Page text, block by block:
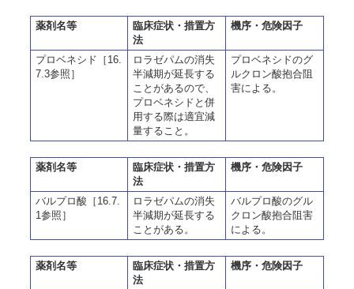
薬剤名等
臨床症状・措置方
法
機序・危険因子
プロベネシド［16.
7.3参照］
ロラゼパムの消失
半減期が延長する
ことがあるので、
プロベネシドと併
用する際は適宜減
量すること。
プロベネシドのグ
ルクロン酸抱合阻
害による。
薬剤名等
臨床症状・措置方
法
機序・危険因子
バルプロ酸［16.7.
1参照］
ロラゼパムの消失
半減期が延長する
ことがある。
バルプロ酸のグル
クロン酸抱合阻害
による。
薬剤名等
臨床症状・措置方
法
機序・危険因子